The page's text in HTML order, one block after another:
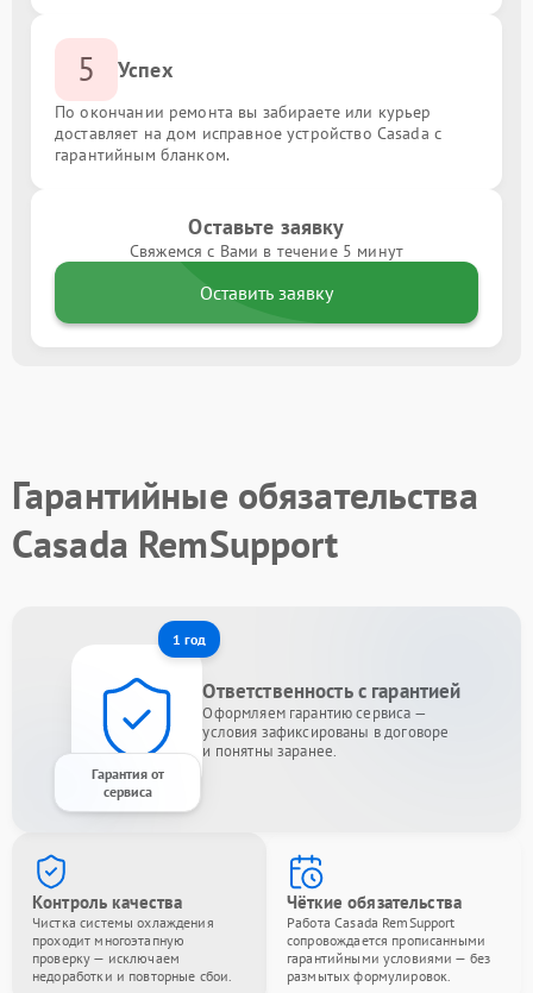
5 Успех
По окончании ремонта вы забираете или курьер
доставляет на дом исправное устройство Casada с
гарантийным бланком.
Оставьте заявку
Свяжемся с Вами в течение 5 минут
Оставить заявку
Гарантийные обязательства
Casada RemSupport
1 год
Гарантия от
сервиса
Ответственность с гарантией
Оформляем гарантию сервиса —
условия зафиксированы в договоре
и понятны заранее.
Контроль качества
Чистка системы охлаждения
проходит многоэтапную
проверку — исключаем
недоработки и повторные сбои.
Чёткие обязательства
Работа Casada RemSupport
сопровождается прописанными
гарантийными условиями — без
размытых формулировок.